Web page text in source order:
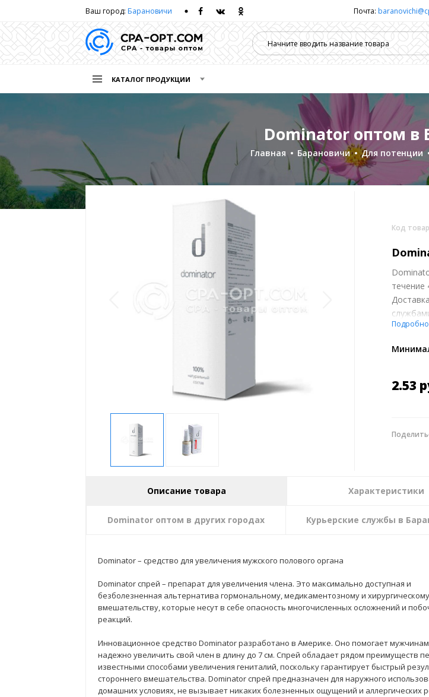
Ваш город: Барановичи Почта:
КАТАЛОГ ПРОДУКЦИИ
Главная Барановичи Для потенции
Dominator оптом в
Код
течение
при
курсу
2.53
Описание товара Характеристики
Dominator оптом в других городах Курьерские службы в
Dominator – средство для увеличения мужского полового органа
Dominator спрей – препарат для увеличения члена. Это максимально доступная и
безболезненная альтернатива гормональному, медикаментозному и хирургическому
вмешательству, которые несут в себе опасность многочисленных осложнений и
реакций.
Инновационное средство Dominator разработано в Америке. Оно помогает
надежно увеличить свой член в длину до 7 см. Спрей обладает рядом преимуществ
известными способами увеличения гениталий, поскольку гарантирует быстрый
стороннего вмешательства. Dominator спрей предназначен для наружного
домашних условиях, не вызывает никаких болезненных ощущений и аллергических